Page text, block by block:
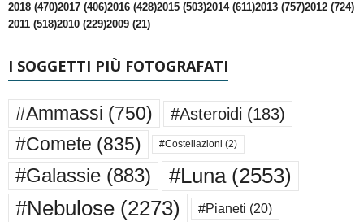
2018 (470)2017 (406)2016 (428)2015 (503)2014 (611)2013 (757)2012 (724)
2011 (518)2010 (229)2009 (21)
I SOGGETTI PIÙ FOTOGRAFATI
#Ammassi (750) #Asteroidi (183)
#Comete (835) #Costellazioni (2)
#Galassie (883) #Luna(2553)
#Nebulose (2273) #Pianeti (20)